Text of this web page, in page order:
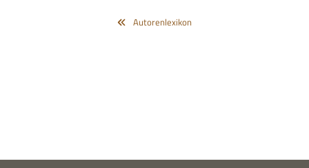
Autorenlexikon